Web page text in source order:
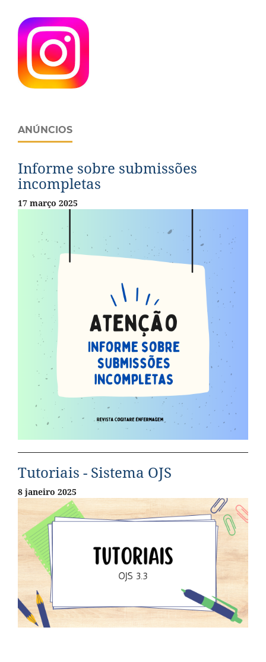
ANÚNCIOS
Informe sobre submissões
incompletas
17 março 2025
Tutoriais - Sistema OJS
8 janeiro 2025